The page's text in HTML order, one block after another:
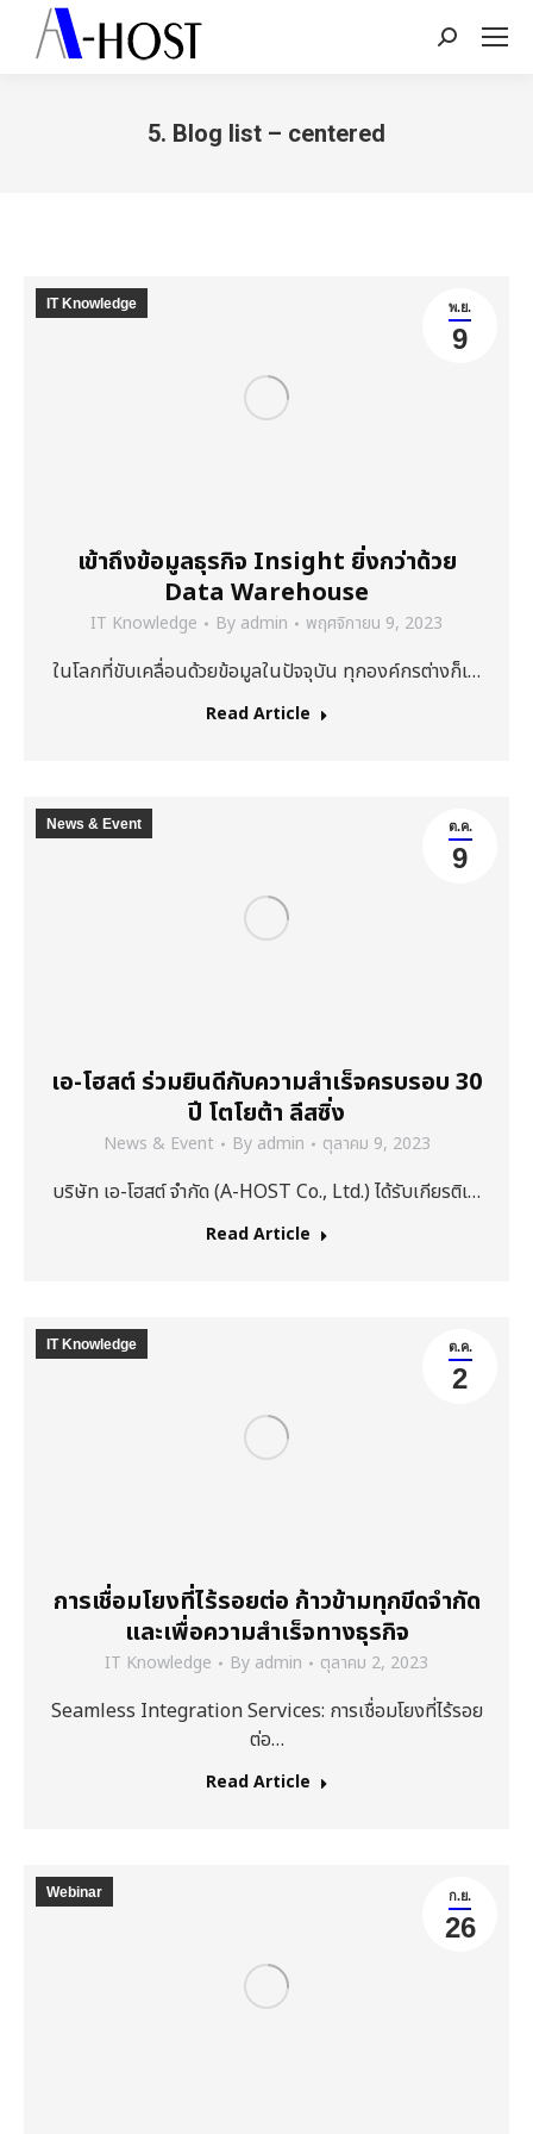
Search:
5. Blog list – centered
เข้าถึงข้อมูลธุรกิจ Insight ยิ่งกว่าด้วย
Data Warehouse
IT Knowledge By admin พฤศจิกายน 9, 2023
พ.ย.
9
IT Knowledge
ในโลกที่ขับเคลื่อนด้วยข้อมูลในปัจจุบัน ทุกองค์กรต่างก็เ…
Read Article
เอ-โฮสต์ ร่วมยินดีกับความสำเร็จครบรอบ 30
ปี โตโยต้า ลีสซิ่ง
News & Event By admin ตุลาคม 9, 2023
ต.ค.
9
News & Event
บริษัท เอ-โฮสต์ จำกัด (A-HOST Co., Ltd.) ได้รับเกียรติเ…
Read Article
การเชื่อมโยงที่ไร้รอยต่อ ก้าวข้ามทุกขีดจำกัด
และเพื่อความสำเร็จทางธุรกิจ
IT Knowledge By admin ตุลาคม 2, 2023
ต.ค.
2
IT Knowledge
Seamless Integration Services: การเชื่อมโยงที่ไร้รอย
ต่อ…
Read Article
ก.ย.
26
Webinar